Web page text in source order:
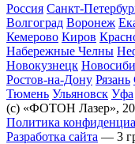
Россия Санкт-
Волгоград Воронеж
Кемерово Киров
Набережные Челны
Новокузнецк
Ростов-на-Дону Рязань
Тюмень Ульяновск Уфа
(с) «ФОТОН Лазер»,
Политика
Разработка сайта — 3